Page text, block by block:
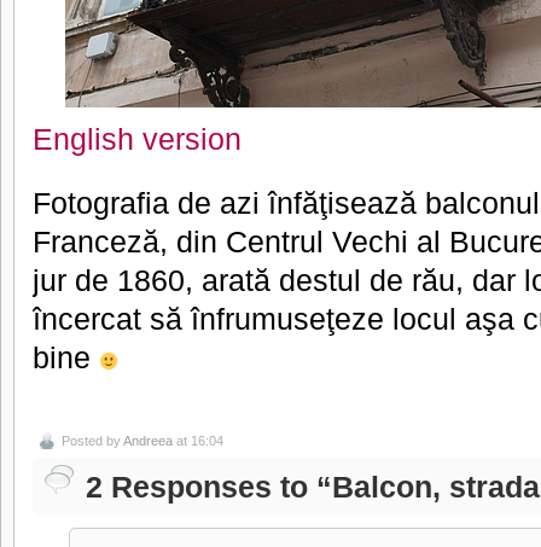
English version
Fotografia de azi înfăţisează
Franceză, din Centrul Vechi al
jur de 1860, arată destul de rău, dar
încercat să înfrumuseţeze locul aşa
bine
Posted byAndreea at 16:04
2 Responses to “Balcon,